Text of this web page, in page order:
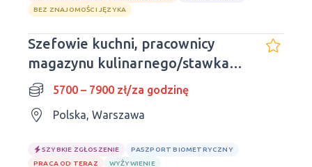
BEZ ZNAJOMOŚCI JĘZYKA
Szefowie kuchni, pracownicy
magazynu kulinarnego/stawka
godzinowa
5700 – 7900 zł/za godzinę
Polska, Warszawa
SZYBKIE ZGŁOSZENIE
PASZPORT BIOMETRYCZNY
PRACA OD TERAZ
WYŻYWIENIE